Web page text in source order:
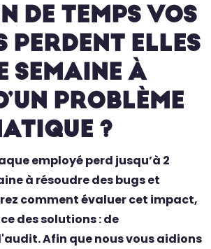
DE TEMPS VOS
PERDENT ELLES
SEMAINE À
PROBLÈME
?
employé perd jusqu’à 2
à résoudre des bugs et
comment évaluer cet impact,
des solutions : de
Afin que nous vous aidions